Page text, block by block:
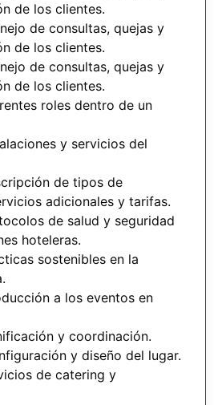
de los clientes.
de consultas, quejas y
de los clientes.
de consultas, quejas y
de los clientes.
roles dentro de un
y servicios del
de tipos de
adicionales y tarifas.
de salud y seguridad
hoteleras.
sostenibles en la
a los eventos en
y coordinación.
y diseño del lugar.
de catering y